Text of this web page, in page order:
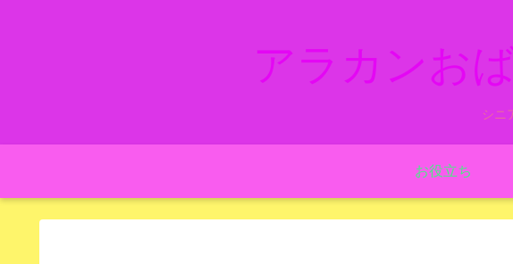
アラカンお
シニ
お役立ち